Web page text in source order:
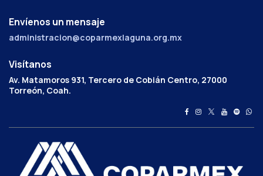
Envíenos un mensaje
administracion@coparmexlaguna.org.mx
Visítanos
Av. Matamoros 931, Tercero de Cobián Centro, 27000
Torreón, Coah.